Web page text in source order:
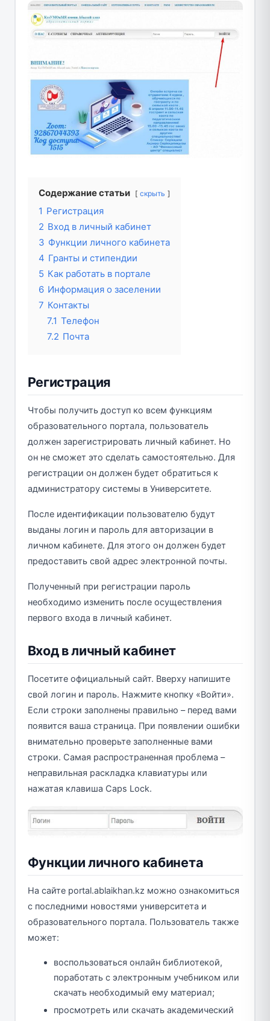
Содержание статьи скрыть
1 Регистрация
2 Вход в личный кабинет
3 Функции личного кабинета
4 Гранты и стипендии
5 Как работать в портале
6 Информация о заселении
7 Контакты
7.1 Телефон
7.2 Почта
Регистрация
Чтобы получить доступ ко всем функциям
образовательного портала, пользователь
должен зарегистрировать личный кабинет. Но
он не сможет это сделать самостоятельно. Для
регистрации он должен будет обратиться к
администратору системы в Университете.
После идентификации пользователю будут
выданы логин и пароль для авторизации в
личном кабинете. Для этого он должен будет
предоставить свой адрес электронной почты.
Полученный при регистрации пароль
необходимо изменить после осуществления
первого входа в личный кабинет.
Вход в личный кабинет
Посетите официальный сайт. Вверху напишите
свой логин и пароль. Нажмите кнопку «Войти».
Если строки заполнены правильно – перед вами
появится ваша страница. При появлении ошибки
внимательно проверьте заполненные вами
строки. Самая распространенная проблема –
неправильная раскладка клавиатуры или
нажатая клавиша Caps Lock.
Функции личного кабинета
На сайте portal.ablaikhan.kz можно ознакомиться
с последними новостями университета и
образовательного портала. Пользователь также
может:
воспользоваться онлайн библиотекой,
поработать с электронным учебником или
скачать необходимый ему материал;
просмотреть или скачать академический